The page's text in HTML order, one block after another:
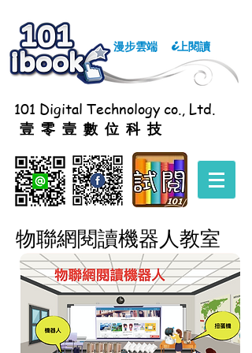
101 Digital Technology co., Ltd.
壹零壹數位科技
漫步雲端 i上閱讀
​物聯網閱讀機器人教室